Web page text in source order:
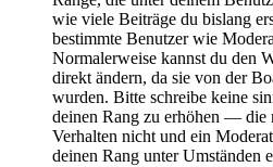
wie viele Beiträge du bislang
bestimmte Benutzer wie
Normalerweise kannst du den
direkt ändern, da sie von der
wurden. Bitte schreibe keine
deinen Rang zu erhöhen — die
Verhalten nicht und ein
deinen Rang unter Umständen